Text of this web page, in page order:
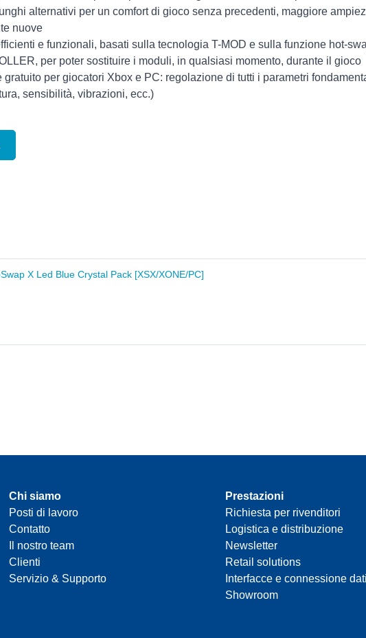
alternativi per un comfort di gioco senza precedenti, maggiore
nuove
e funzionali, basati sulla tecnologia T-MOD e sulla funzione hot-
per poter sostituire i moduli, in qualsiasi momento, durante il gioco
gratuito per giocatori Xbox e PC: regolazione di tutti i parametri
sensibilità, vibrazioni, ecc.)
X Led Blue Crystal Pack [XSX/XONE/PC]
Chi siamo
Posti di lavoro
Contatto
Il nostro team
Clienti
Servizio & Supporto
Prestazioni
Richiesta per rivenditori
Logistica e distribuzione
Newsletter
Retail solutions
Interfacce e connessione dati
Showroom